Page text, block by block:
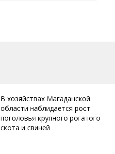
В хозяйствах Магаданской
области наблидается рост
поголовья крупного рогатого
скота и свиней